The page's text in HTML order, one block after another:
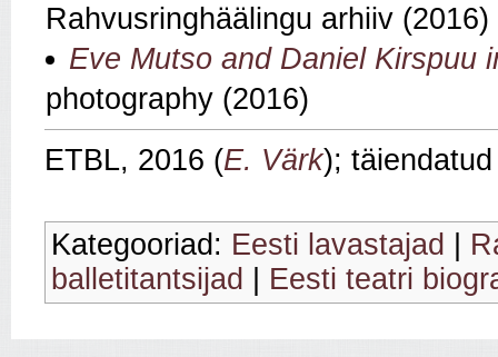
Rahvusringhäälingu arhiiv (2016)
Eve Mutso and Daniel Kirspuu
photography (2016)
ETBL, 2016 (E. Värk);
Kategooriad: Eesti lavastajad
balletitantsijad
Eesti teatri